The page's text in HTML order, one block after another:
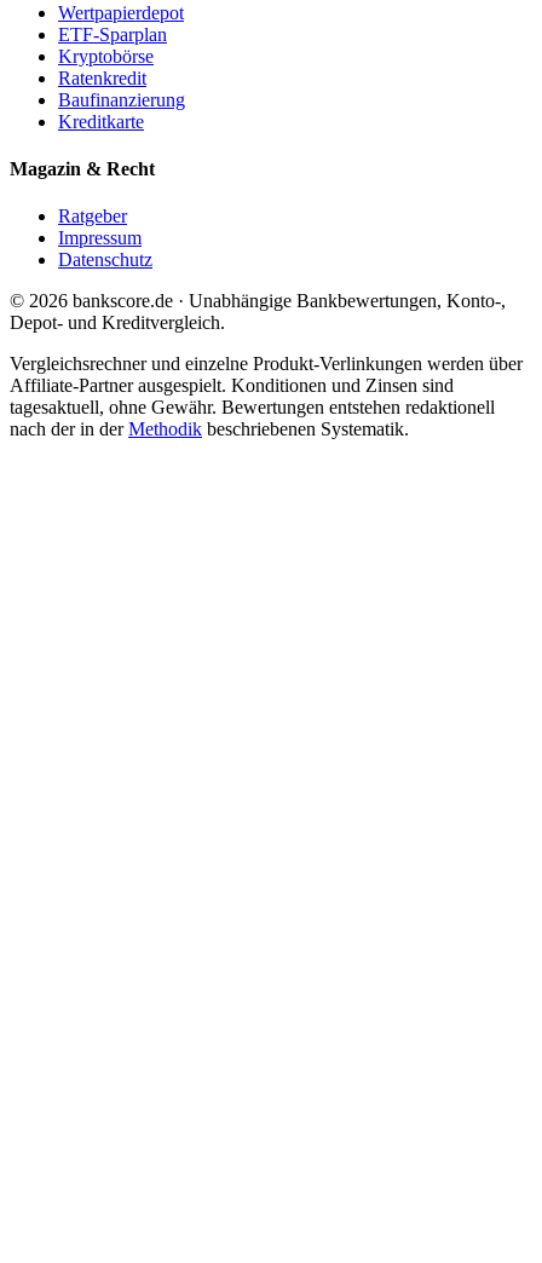
Wertpapierdepot
ETF-Sparplan
Kryptobörse
Ratenkredit
Baufinanzierung
Kreditkarte
Magazin & Recht
Ratgeber
Impressum
Datenschutz
© 2026 bankscore.de · Unabhängige Bankbewertungen, Konto-,
Depot- und Kreditvergleich.
Vergleichsrechner und einzelne Produkt-Verlinkungen werden über
Affiliate-Partner ausgespielt. Konditionen und Zinsen sind
tagesaktuell, ohne Gewähr. Bewertungen entstehen redaktionell
nach der in derMethodik beschriebenen Systematik.